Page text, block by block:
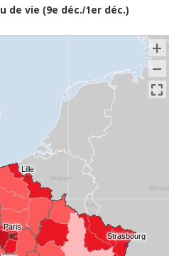
de vie (9e déc./1er déc.)